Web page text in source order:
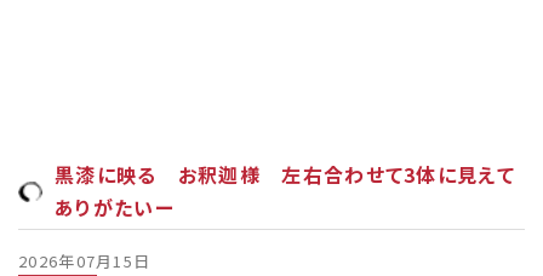
黒漆に映る お釈迦様 左右合わせて3体に見えて
ありがたいー
2026年07月15日